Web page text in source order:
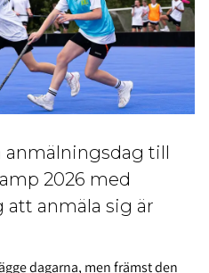
anmälningsdag till
2026 med
att anmäla sig är
dagarna, men främst den